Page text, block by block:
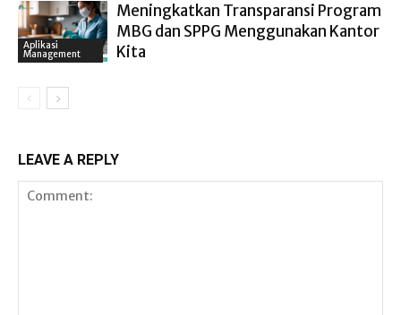
Aplikasi
Management
Meningkatkan Transparansi Program
MBG dan SPPG Menggunakan Kantor
Kita
LEAVE A REPLY